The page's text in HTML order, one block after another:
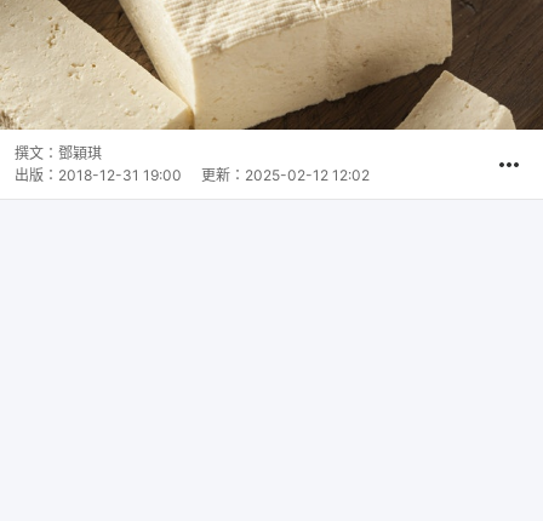
撰文： 鄧穎琪
出版： 2018-12-31 19:00 更新： 2025-02-12 12:02